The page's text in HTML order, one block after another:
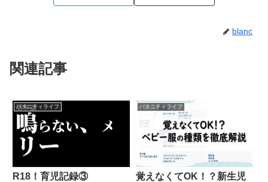
blanc
関連記事
パタニティライフ
R18！育児記録③
パタニティライフ
覚えなくてOK！？新生児